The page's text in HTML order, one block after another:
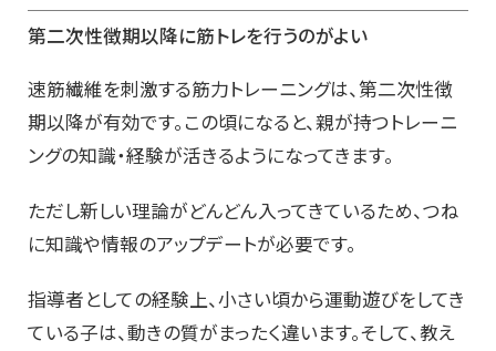
第二次性徴期以降に筋トレを行うのがよい
速筋繊維を刺激する筋力トレーニングは、第二次性徴
期以降が有効です。この頃になると、親が持つトレーニ
ングの知識・経験が活きるようになってきます。
ただし新しい理論がどんどん入ってきているため、つね
に知識や情報のアップデートが必要です。
指導者としての経験上、小さい頃から運動遊びをしてき
ている子は、動きの質がまったく違います。そして、教え